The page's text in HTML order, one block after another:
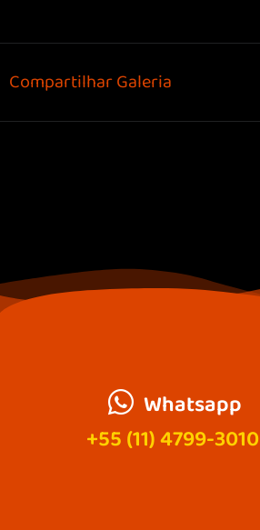
Compartilhar Galeria
Whatsapp
+55 (11) 4799-3010